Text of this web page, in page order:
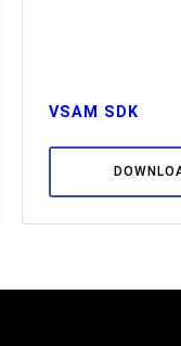
VSAM SDK